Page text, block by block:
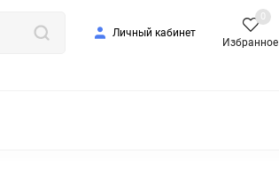
Личный кабинет
Избранное
0